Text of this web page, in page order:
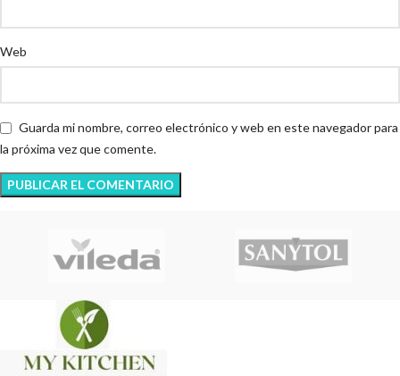
Web
Guarda mi nombre, correo electrónico y web en este navegador para
la próxima vez que comente.